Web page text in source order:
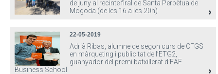
de juny al recinte firal de Santa Perpètua de
Mogoda (de les 16 a les 20h)
22-05-2019
Adrià Ribas, alumne de segon curs de CFGS
en màrqueting i publicitat de l’ETG2,
guanyador del premi batxillerat d’EAE
Business School